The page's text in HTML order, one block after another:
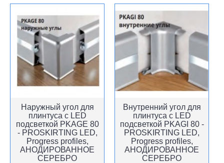
Наружный угол для
плинтуса с LED
подсветкой PKAGE 80
- PROSKIRTING LED,
Progress profiles,
АНОДИРОВАННОЕ
СЕРЕБРО
Внутренний угол для
плинтуса с LED
подсветкой PKAGI 80 -
PROSKIRTING LED,
Progress profiles,
АНОДИРОВАННОЕ
СЕРЕБРО